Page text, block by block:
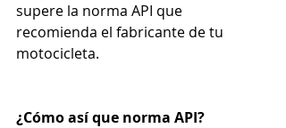
supere la norma API que
recomienda el fabricante de tu
motocicleta.
¿Cómo así que norma API?